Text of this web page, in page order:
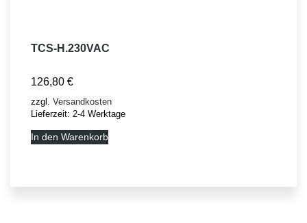
TCS-H.230VAC
126,80 €
zzgl. Versandkosten
Lieferzeit: 2-4 Werktage
In den Warenkorb